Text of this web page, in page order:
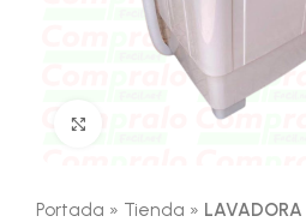
Click para agrandar
Portada » Tienda »